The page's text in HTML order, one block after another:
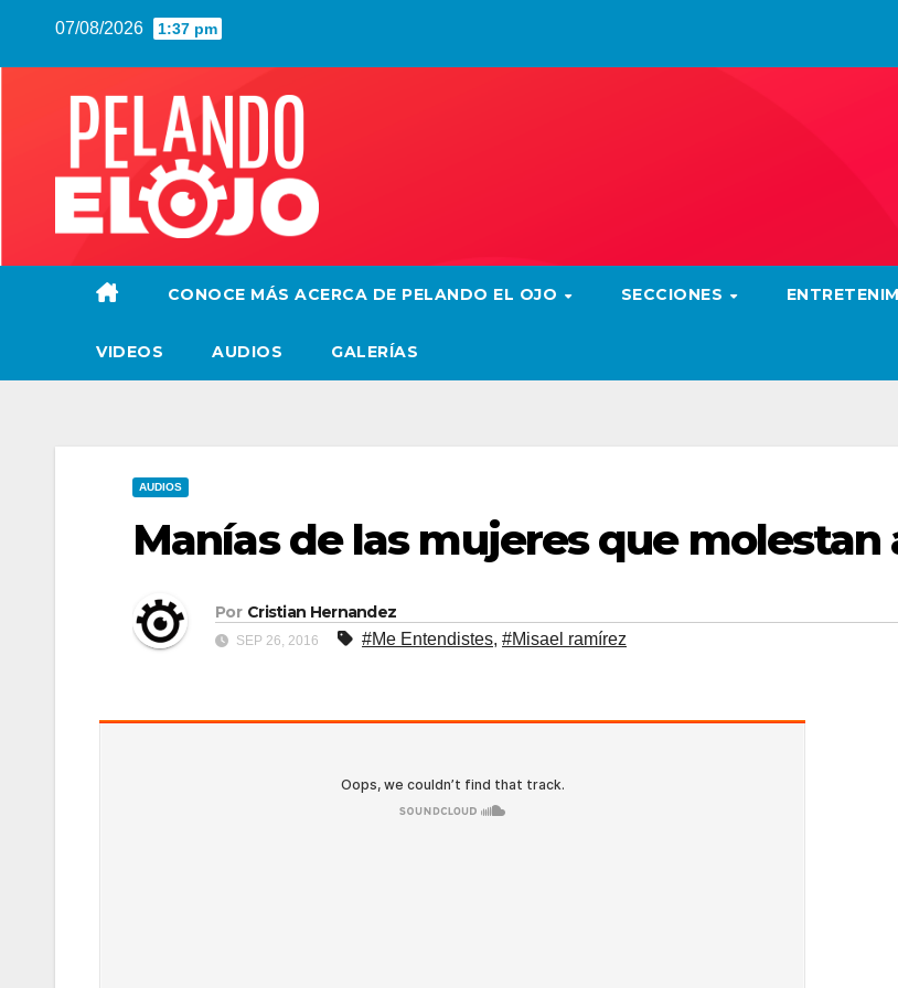
07/08/2026 1:37 pm
CONOCE MÁS ACERCA DE PELANDO EL OJO SECCIONES
VIDEOS AUDIOS GALERÍAS
AUDIOS
Manías de las mujeres que molestan
Por Cristian Hernandez
SEP 26, 2016 #Me Entendistes, #Misael ramírez